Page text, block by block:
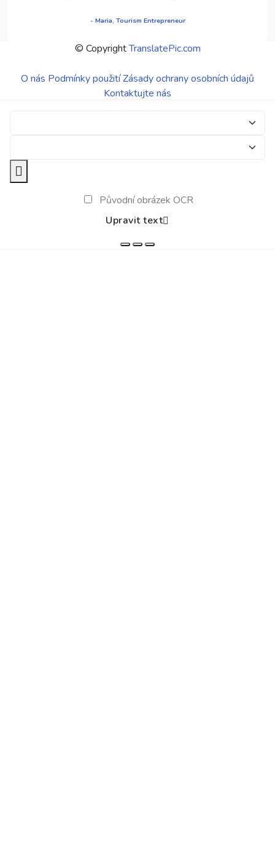
- Maria, Tourism Entrepreneur
© CopyrightTranslatePic.com
O nás Podmínky použitíZásady ochrany osobních údajů
Kontaktujte nás
Původní obrázek OCR
Upravit text